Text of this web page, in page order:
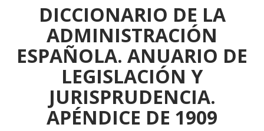
DICCIONARIO DE LA
ADMINISTRACIÓN
ESPAÑOLA. ANUARIO DE
LEGISLACIÓN Y
JURISPRUDENCIA.
APÉNDICE DE 1909